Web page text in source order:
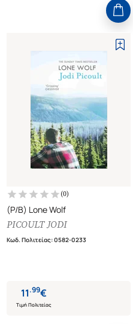
(0)
(P/B) Lone Wolf
PICOULT JODI
Κωδ. Πολιτείας:0582-0233
11.99€
Τιμή Πολιτείας